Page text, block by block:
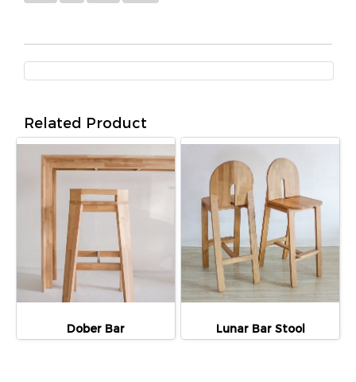
Related Product
Dober Bar Lunar Bar Stool